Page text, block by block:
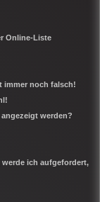
Online-Liste
immer noch falsch!
werden?
werde ich aufgefordert,